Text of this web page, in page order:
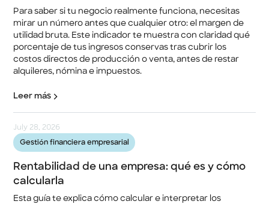
Para saber si tu negocio realmente funciona, necesitas
mirar un número antes que cualquier otro: el margen de
utilidad bruta. Este indicador te muestra con claridad qué
porcentaje de tus ingresos conservas tras cubrir los
costos directos de producción o venta, antes de restar
alquileres, nómina e impuestos.
Leer más
July 28, 2026
Gestión financiera empresarial
Rentabilidad de una empresa: qué es y cómo
calcularla
Esta guía te explica cómo calcular e interpretar los